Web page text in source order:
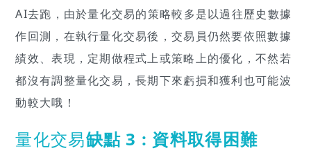
AI去跑，由於量化交易的策略較多是以過往歷史數據
作回測，在執行量化交易後，交易員仍然要依照數據
績效、表現，定期做程式上或策略上的優化，不然若
都沒有調整量化交易，長期下來虧損和獲利也可能波
動較大哦！
量化交易缺點 3 : 資料取得困難